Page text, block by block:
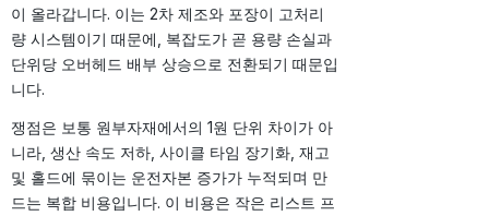
이 올라갑니다. 이는 2차 제조와 포장이 고처리
량 시스템이기 때문에, 복잡도가 곧 용량 손실과
단위당 오버헤드 배부 상승으로 전환되기 때문입
니다.
쟁점은 보통 원부자재에서의 1원 단위 차이가 아
니라, 생산 속도 저하, 사이클 타임 장기화, 재고
및 홀드에 묶이는 운전자본 증가가 누적되며 만
드는 복합 비용입니다. 이 비용은 작은 리스트 프